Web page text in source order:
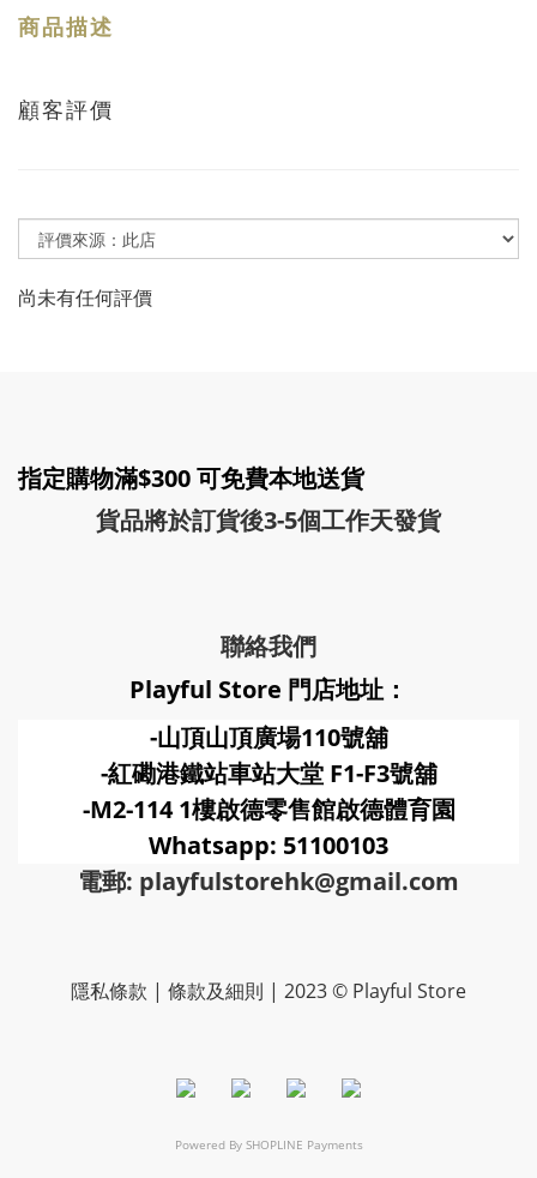
商品描述
顧客評價
尚未有任何評價
指定購物滿$300 可免費本地送貨
貨品將於訂貨後3-5個工作天發貨
聯絡我們
Playful Store 門店地址：
-山頂山頂廣場110號舖
-紅磡港鐵站車站大堂 F1-F3號舖
-M2-114 1樓啟德零售館啟德體育園
Whatsapp: 51100103
電郵: playfulstorehk@gmail.com
隱私條款 | 條款及細則 | 2023 © Playful Store
Powered By SHOPLINE Payments